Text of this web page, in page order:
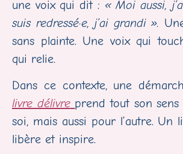
une voix qui dit : « Moi aussi,
suis redressé·e, j’ai grandi ».
sans plainte. Une voix qui
qui relie.
Dans ce contexte, une
livre délivre prend tout son
soi, mais aussi pour l’autre. Un
libère et inspire.